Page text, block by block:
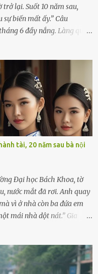
lại. Suốt 10 năm sau,
biến mất ấy.” Câu
6 đầy nắng. Làng quê
đàn ông điềm đạm, ít nói,
hành lý cho chuyến đi biển
nghỉ ngơi nhé, anh đưa
nghịch cát. Về chắc nó
– Ông Minh cười
con gái ríu rít chuẩn bị mà
vì còn bận buôn bán ở chợ,
chầm lấy mẹ trước khi đi:
Chiếc xe khách lăn
tài, 20 năm sau bà nội
Đại học Bách Khoa, tờ
nước mắt đã rơi. Anh quay
vì ở nhà còn ba đứa em
mái nhà dột nát.” Gia
vai gầy guộc của bà nội –
Trí, lúc đó mới chỉ 17 tuổi.